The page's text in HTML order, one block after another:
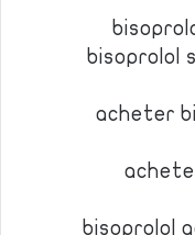
bisoprolol
acheter
bisoprolol